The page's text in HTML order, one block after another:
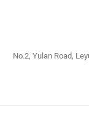
No.2, Yulan Road,